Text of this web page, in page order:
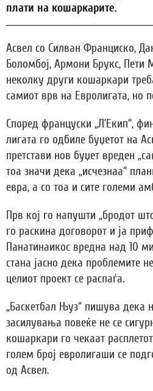
плати на кошаркарите.
Асвел со Силван Франциско,
Боломбој, Армони Брукс, Пети
неколку други кошаркари
самиот врв на Евролигата, но
Според француски „Л’Екип“,
лигата го одбиле буџетот на
претстави нов буџет вреден
тоа значи дека „исчезнаа“
евра, а со тоа и сите големи
Прв кој го напушти „бродот
го раскина договорот и ја
Панатинаикос вредна над 10
стана јасно дека проблемите
целиот проект се распаѓа.
„Баскетбал Њуз“ пишува дека
засилувања повеќе не се
кошаркари го чекаат
голем број евролигаши се
од Асвел.